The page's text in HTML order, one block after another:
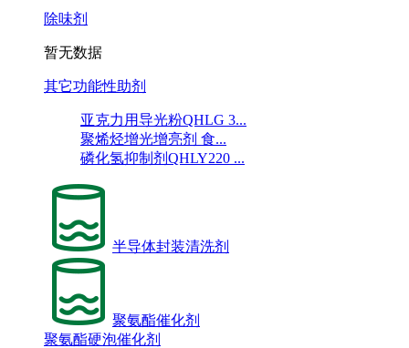
除味剂
暂无数据
其它功能性助剂
亚克力用导光粉QHLG 3...
聚烯烃增光增亮剂 食...
磷化氢抑制剂QHLY220 ...
半导体封装清洗剂
聚氨酯催化剂
聚氨酯硬泡催化剂